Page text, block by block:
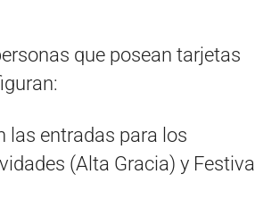
que posean tarjetas
las entradas para los
(Alta Gracia) y Festival